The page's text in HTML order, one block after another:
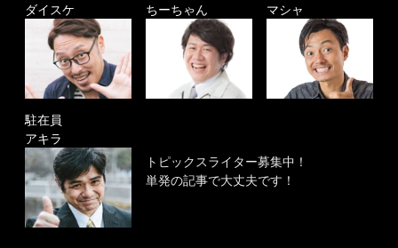
ダイスケ
ちーちゃん
マシャ
駐在員
アキラ
トピックスライター募集中！
単発の記事で大丈夫です！